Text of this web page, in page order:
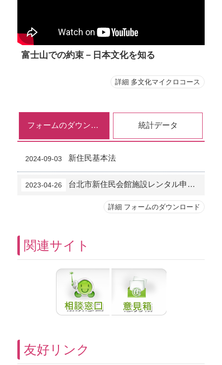
富士山での約束－日本文化を知る
詳細 多文化マイクロコース
フォームのダウンロード 統計データ
2024-09-03 新住民基本法
2023-04-26 台北市新住民会館施設レンタル申込表
詳細 フォームのダウンロード
関連サイト
友好リンク